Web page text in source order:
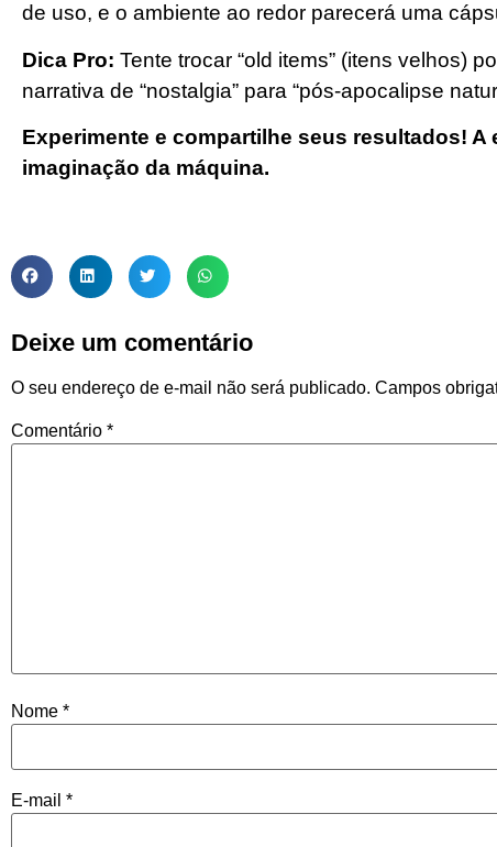
de uso, e o ambiente ao redor parecerá uma
Dica Pro: Tente trocar “old items” (itens velhos)
narrativa de “nostalgia” para “pós-apocalipse
Experimente e compartilhe seus resultados!
imaginação da máquina.
Deixe um comentário
O seu endereço de e-mail não será publicado. Campos
Comentário *
Nome *
E-mail *